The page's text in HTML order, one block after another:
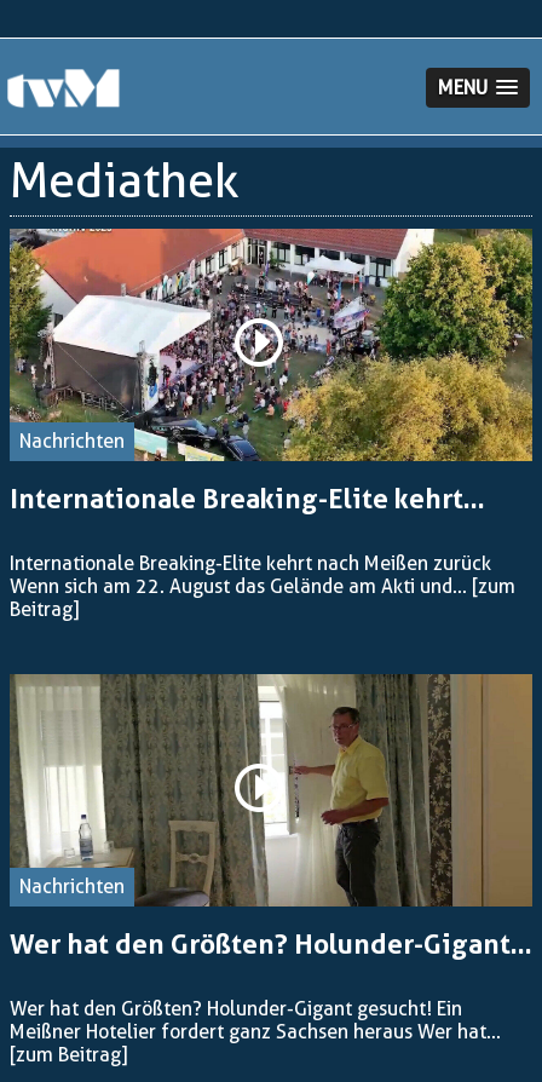
MENU
Mediathek
Nachrichten
Internationale Breaking-Elite kehrt...
Internationale Breaking-Elite kehrt nach Meißen zurück
Wenn sich am 22. August das Gelände am Akti und... [zum
Beitrag]
Nachrichten
Wer hat den Größten? Holunder-Gigant...
Wer hat den Größten? Holunder-Gigant gesucht! Ein
Meißner Hotelier fordert ganz Sachsen heraus Wer hat...
[zum Beitrag]